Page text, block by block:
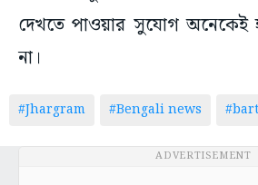
দেখতে পাওয়ার সুযোগ অনেকেই
না।
#Jhargram #Bengali news
ADVERTISEMENT